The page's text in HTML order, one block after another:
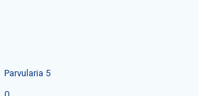
Parvularia 5